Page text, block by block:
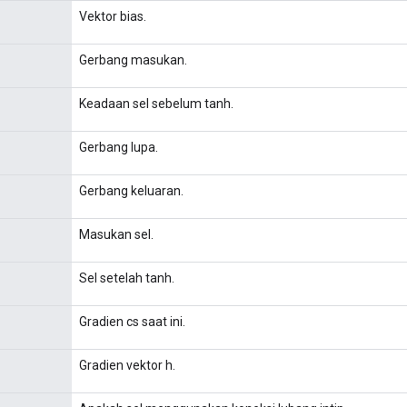
Vektor bias.
Gerbang masukan.
Keadaan sel sebelum tanh.
Gerbang lupa.
Gerbang keluaran.
Masukan sel.
Sel setelah tanh.
Gradien cs saat ini.
Gradien vektor h.